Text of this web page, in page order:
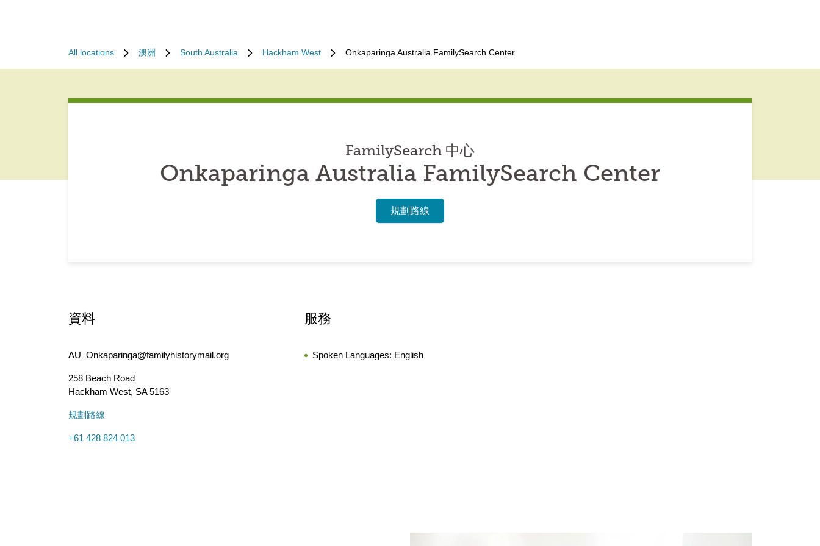
All locations 澳洲 South Australia Hackham West Onkaparinga Australia FamilySearch Center
FamilySearch 中心
Onkaparinga Australia FamilySearch Center
規劃路線
資料
AU_Onkaparinga@familyhistorymail.org
258 Beach Road
Hackham West, SA5163
規劃路線
+61 428 824 013
服務
Spoken Languages: English